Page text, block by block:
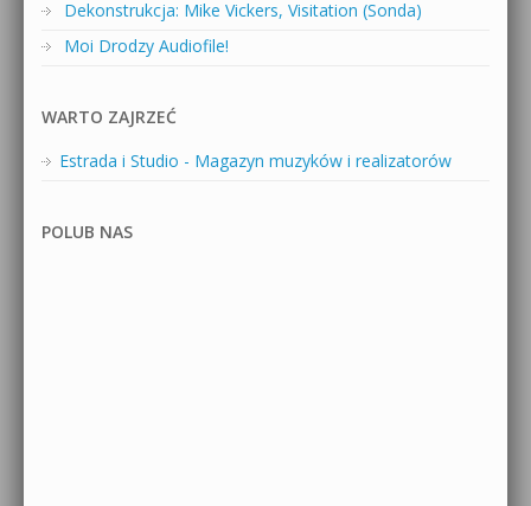
Dekonstrukcja: Mike Vickers, Visitation (Sonda)
Moi Drodzy Audiofile!
WARTO ZAJRZEĆ
Estrada i Studio - Magazyn muzyków i realizatorów
POLUB NAS